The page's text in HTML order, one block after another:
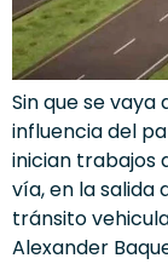
Sin que se
influencia del
inician trabajos
vía, en la salida
tránsito
Alexander